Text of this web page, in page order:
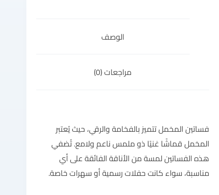
الوصف
مراجعات (0)
فساتين المخمل تتميز بالفخامة والرقي، حيث يُعتبر
المخمل قماشًا غنيًا ذو ملمس ناعم ولامع. تُضفي
هذه الفساتين لمسة من الأناقة الفائقة على أي
مناسبة، سواء كانت حفلات رسمية أو سهرات خاصة.